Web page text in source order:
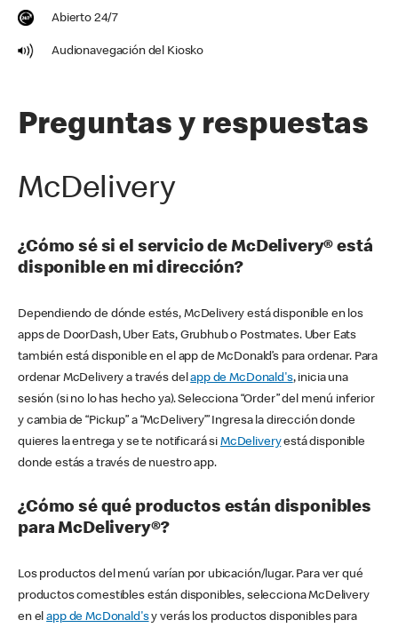
Abierto 24/7
Audionavegación del Kiosko
Preguntas y respuestas
McDelivery
¿Cómo sé si el servicio de McDelivery® está
disponible en mi dirección?
Dependiendo de dónde estés, McDelivery está disponible en los
apps de DoorDash, Uber Eats, Grubhub o Postmates. Uber Eats
también está disponible en el app de McDonald’s para ordenar. Para
ordenar McDelivery a través delapp de McDonald's, inicia una
sesión (si no lo has hecho ya). Selecciona “Order” del menú inferior
y cambia de “Pickup” a “McDelivery’” Ingresa la dirección donde
quieres la entrega y se te notificará si McDeliveryestá disponible
donde estás a través de nuestro app.
¿Cómo sé qué productos están disponibles
para McDelivery®?
Los productos del menú varían por ubicación/lugar. Para ver qué
productos comestibles están disponibles, selecciona McDelivery
en elapp de McDonald'sy verás los productos disponibles para